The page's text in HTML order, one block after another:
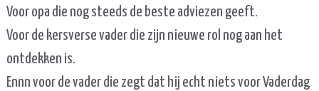
Voor opa die nog steeds de beste adviezen geeft.
Voor de kersverse vader die zijn nieuwe rol nog aan het
ontdekken is.
Ennn voor de vader die zegt dat hij echt niets voor Vaderdag